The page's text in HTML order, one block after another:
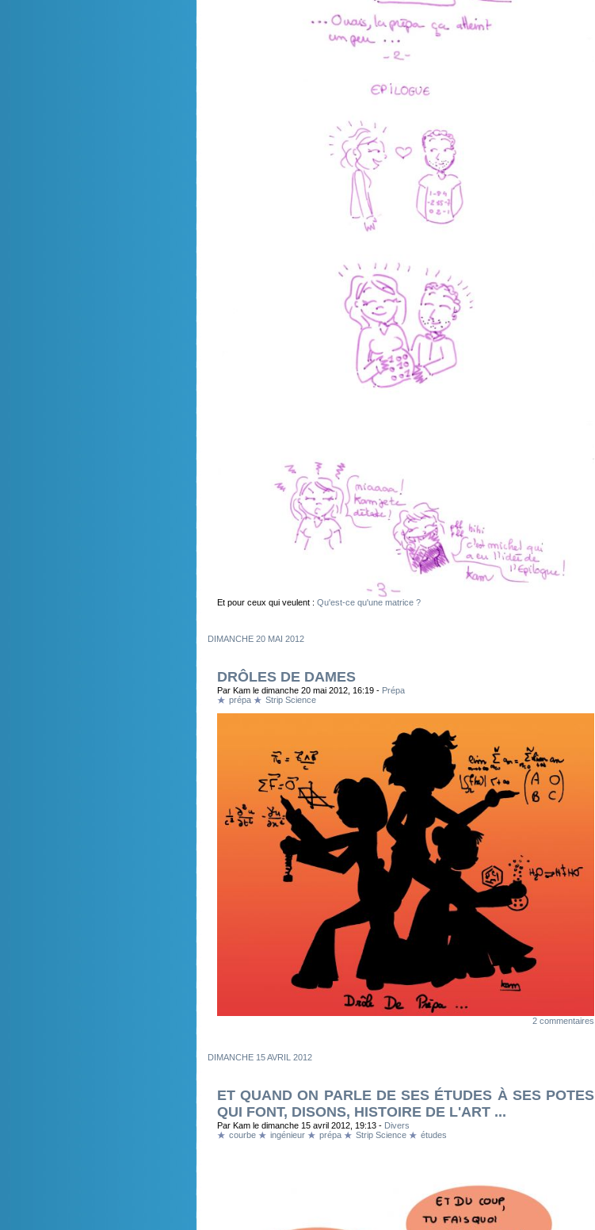
Et pour ceux qui veulent : Qu'est-ce qu'une matrice ?
DIMANCHE 20 MAI 2012
DRÔLES DE DAMES
Par Kam le dimanche 20 mai 2012, 16:19 - Prépa
prépa
Strip Science
2 commentaires
DIMANCHE 15 AVRIL 2012
ET QUAND ON PARLE DE SES ÉTUDES À SES POTES
QUI FONT, DISONS, HISTOIRE DE L'ART ...
Par Kam le dimanche 15 avril 2012, 19:13 - Divers
courbe
ingénieur prépa Strip Science études